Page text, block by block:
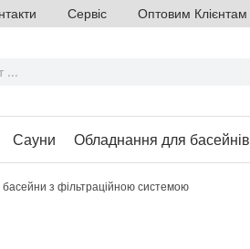
Сервіс Оптовим Клієнтам
Сауни Обладнання для басейнів
басейни з фільтраційною системою